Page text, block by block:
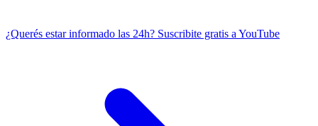
¿Querés estar informado las 24h? Suscribite gratis a YouTube